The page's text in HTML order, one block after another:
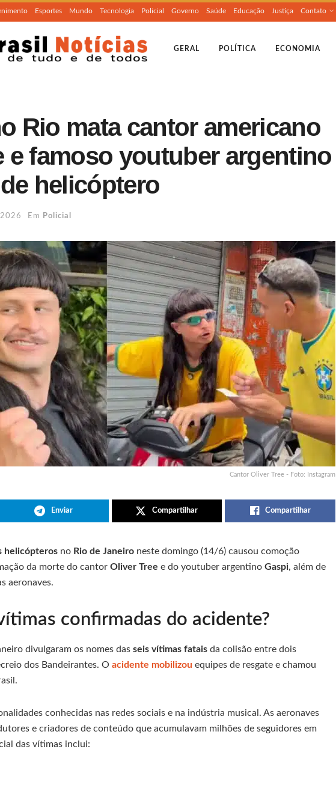
Esportes Mundo Tecnologia Policial Governo Saúde Educação Justiça Contato
GERAL POLÍTICA ECONOMIA
Rio mata cantor americano
e famoso youtuber argentino
helicóptero
Em Policial
Cantor Oliver Tree - Foto: Instagram
Enviar Compartilhar Compartilhar
helicópteros no Rio de Janeiro neste domingo (14/6) causou comoção
da morte do cantor Oliver Tree e do youtuber argentino Gaspi, além de
aeronaves.
confirmadas do acidente?
divulgaram os nomes das seis vítimas fatais da colisão entre dois
dos Bandeirantes. O acidente mobilizou equipes de resgate e chamou
conhecidas nas redes sociais e na indústria musical. As aeronaves
e criadores de conteúdo que acumulavam milhões de seguidores em
das vítimas inclui: